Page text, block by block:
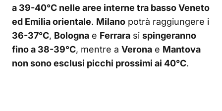
a 39-40°C nelle aree interne tra basso Veneto
ed Emilia orientale. Milano potrà raggiungere i
36-37°C, Bologna e Ferrara si spingeranno
fino a 38-39°C, mentre a Verona e Mantova
non sono esclusi picchi prossimi ai 40°C.